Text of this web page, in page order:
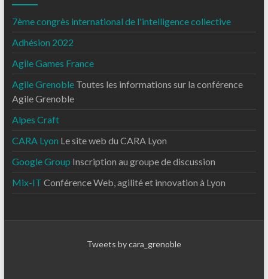
7ème congrès international de l'intelligence collective
Adhésion 2022
Agile Games France
Agile GrenobleToutes les informations sur la conférence
Agile Grenoble
Alpes Craft
CARA Lyon Le site web du CARA Lyon
Google Group Inscription au groupe de discussion
Mix-IT Conférence Web, agilité et innovation à Lyon
Tweets by cara_grenoble